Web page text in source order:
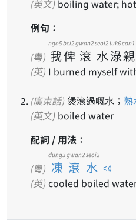
(英文) boiling water;
例句：
(粵) 我
ngo5
俾
bei2
滾
gwan2
水
seoi2
淥
luk6
親
can1
(英) I burned myself
(廣東話) 煲滾過嘅水； 熟
(英文) boiled water
配詞 / 用法：
(粵) 凍滾水
dung3 gwan2 seoi2
(英) cooled boiled